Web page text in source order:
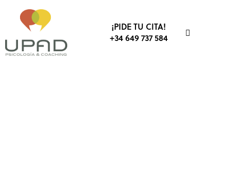
¡PIDE TU CITA!
+34 649 737 584